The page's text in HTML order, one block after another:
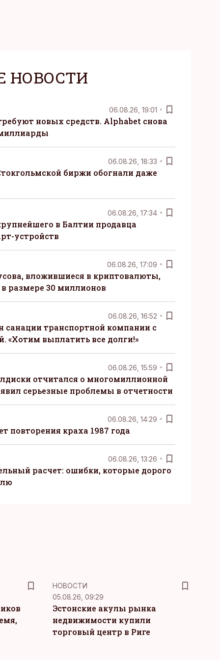
НОВОСТИ
06.08.26, 19:01
новых средств. Alphabet снова
06.08.26, 18:33
биржи обогнали даже
06.08.26, 17:34
в Балтии продавца
устройств
06.08.26, 17:09
вложившиеся в криптовалюты,
размере 30 миллионов
06.08.26, 16:52
санации транспортной компании с
«Хотим выплатить все долги!»
06.08.26, 15:59
отчитался о многомиллионной
серьезные проблемы в отчетности
06.08.26, 14:29
повторения краха 1987 года
06.08.26, 13:26
расчет: ошибки, которые дорого
НОВОСТИ
05.08.26, 09:29
Эстонские акулы рынка
недвижимости купили
торговый центр в Риге